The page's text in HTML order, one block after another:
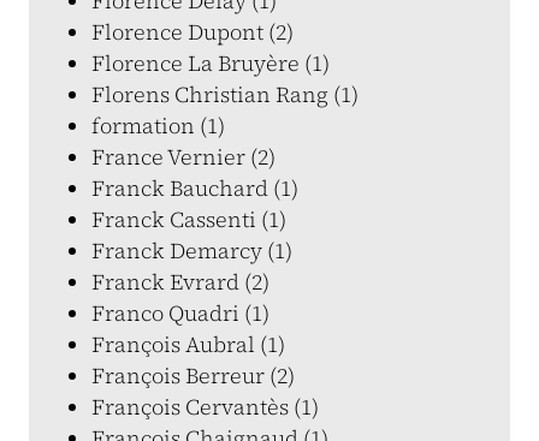
Florence Dupont (2)
Florence La Bruyère (1)
Florens Christian Rang (1)
formation (1)
France Vernier (2)
Franck Bauchard (1)
Franck Cassenti (1)
Franck Demarcy (1)
Franck Evrard (2)
Franco Quadri (1)
François Aubral (1)
François Berreur (2)
François Cervantès (1)